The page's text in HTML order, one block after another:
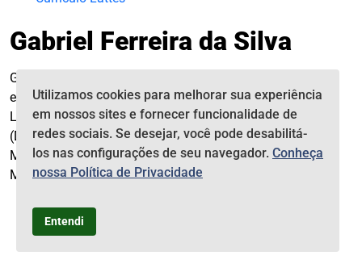
Gabriel Ferreira da Silva
Gabriel Ferreira possui graduação, mestrado e doutorado
em Filosofia. Foi Visiting Scholar na Hong Kierkegaard
Library (EUA) e no Søren Kierkegaard Forskining Centeret
(Dinamarca). Áreas de interesse: História da Filosofia
Moderna e Contemporânea, Metafísica e Filosofia da
Medicina.
Utilizamos cookies para melhorar sua experiência
em nossos sites e fornecer funcionalidade de
redes sociais. Se desejar, você pode desabilitá-
los nas configurações de seu navegador. Conheça
nossa Política de Privacidade
Entendi